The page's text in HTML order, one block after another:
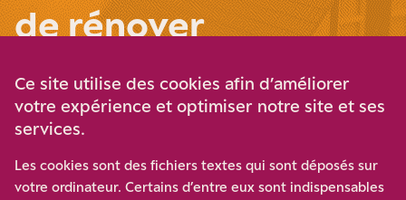
de rénover
Ce site utilise des cookies afin d’améliorer
votre expérience et optimiser notre site et ses
services.
Les cookies sont des fichiers textes qui sont déposés sur
votre ordinateur. Certains d’entre eux sont indispensables